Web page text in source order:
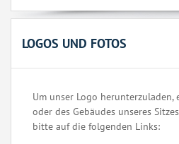
LOGOS UND FOTOS
Um unser Logo herunterzuladen,
oder des Gebäudes unseres
bitte auf die folgenden Links: